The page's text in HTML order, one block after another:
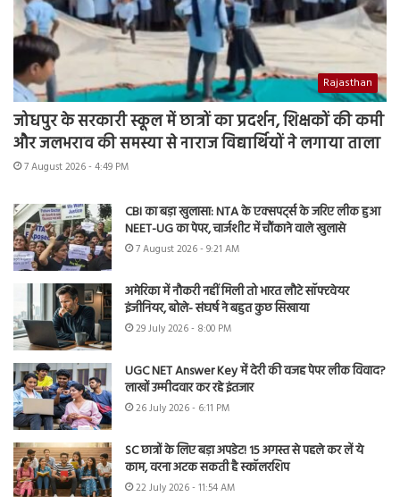
Rajasthan
जोधपुर के सरकारी स्कूल में छात्रों का प्रदर्शन, शिक्षकों की कमी
और जलभराव की समस्या से नाराज विद्यार्थियों ने लगाया ताला
7 August 2026 - 4:49 PM
CBI का बड़ा खुलासा: NTA के एक्सपर्ट्स के जरिए लीक हुआ
NEET-UG का पेपर, चार्जशीट में चौंकाने वाले खुलासे
7 August 2026 - 9:21 AM
अमेरिका में नौकरी नहीं मिली तो भारत लौटे सॉफ्टवेयर
इंजीनियर, बोले- संघर्ष ने बहुत कुछ सिखाया
29 July 2026 - 8:00 PM
UGC NET Answer Key में देरी की वजह पेपर लीक विवाद?
लाखों उम्मीदवार कर रहे इंतजार
26 July 2026 - 6:11 PM
SC छात्रों के लिए बड़ा अपडेट! 15 अगस्त से पहले कर लें ये
काम, वरना अटक सकती है स्कॉलरशिप
22 July 2026 - 11:54 AM